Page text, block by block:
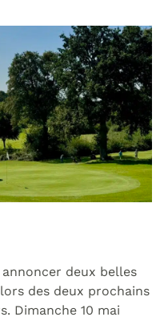
deux belles
des deux prochains
Dimanche 10 mai